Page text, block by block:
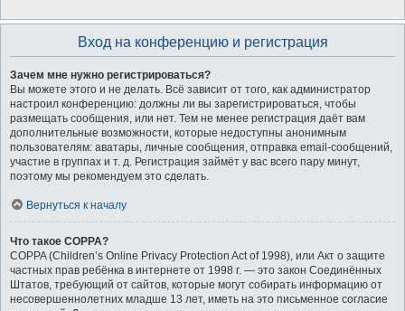
Вход на конференцию и регистрация
Зачем мне нужно регистрироваться?
Вы можете этого и не делать. Всё зависит от того, как администратор
настроил конференцию: должны ли вы зарегистрироваться, чтобы
размещать сообщения, или нет. Тем не менее регистрация даёт вам
дополнительные возможности, которые недоступны анонимным
пользователям: аватары, личные сообщения, отправка email-сообщений,
участие в группах и т. д. Регистрация займёт у вас всего пару минут,
поэтому мы рекомендуем это сделать.
Вернуться к началу
Что такое COPPA?
COPPA (Children’s Online Privacy Protection Act of 1998), или Акт о защите
частных прав ребёнка в интернете от 1998 г. — это закон Соединённых
Штатов, требующий от сайтов, которые могут собирать информацию от
несовершеннолетних младше 13 лет, иметь на это письменное согласие